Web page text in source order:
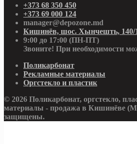
+373 68 350 450
+373 69 000 124
manager@depozone.md
Кишинёв, шос. Хынчешть, 140/
9:00 до 17:00 (ПН-ПТ)
Звоните! При необходимости
Поликарбонат
Рекламные материалы
Оргстекло и пластик
© 2026 Поликарбонат, оргстекло,
материалы - продажа в Кишинёве
защищены.